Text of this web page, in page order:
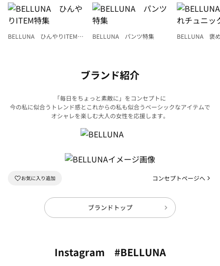
BELLUNA ひんやりITEM特
BELLUNA パンツ特集
BELLUNA 褒
ブランド紹介
「毎日をちょっと素敵に」をコンセプトに
今の私に似合うトレンド感とこれからの私も似合うベーシックなアイテムで
オシャレを楽しむ大人の女性を応援します。
コンセプトページへ
ブランドトップ
Instagram #BELLUNA